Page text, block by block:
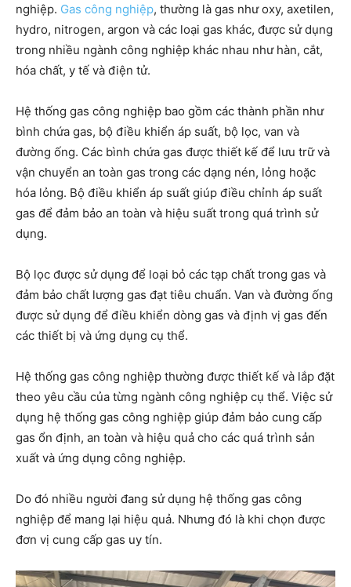
nghiệp. Gas công nghiệp, thường là gas như oxy, axetilen,
hydro, nitrogen, argon và các loại gas khác, được sử dụng
trong nhiều ngành công nghiệp khác nhau như hàn, cắt,
hóa chất, y tế và điện tử.
Hệ thống gas công nghiệp bao gồm các thành phần như
bình chứa gas, bộ điều khiển áp suất, bộ lọc, van và
đường ống. Các bình chứa gas được thiết kế để lưu trữ và
vận chuyển an toàn gas trong các dạng nén, lỏng hoặc
hóa lỏng. Bộ điều khiển áp suất giúp điều chỉnh áp suất
gas để đảm bảo an toàn và hiệu suất trong quá trình sử
dụng.
Bộ lọc được sử dụng để loại bỏ các tạp chất trong gas và
đảm bảo chất lượng gas đạt tiêu chuẩn. Van và đường ống
được sử dụng để điều khiển dòng gas và định vị gas đến
các thiết bị và ứng dụng cụ thể.
Hệ thống gas công nghiệp thường được thiết kế và lắp đặt
theo yêu cầu của từng ngành công nghiệp cụ thể. Việc sử
dụng hệ thống gas công nghiệp giúp đảm bảo cung cấp
gas ổn định, an toàn và hiệu quả cho các quá trình sản
xuất và ứng dụng công nghiệp.
Do đó nhiều người đang sử dụng hệ thống gas công
nghiệp để mang lại hiệu quả. Nhưng đó là khi chọn được
đơn vị cung cấp gas uy tín.